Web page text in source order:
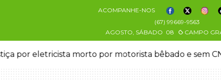
ACOMPANHE-NOS
(67) 99669-9563
AGOSTO, SÁBADO 08 CAMPO
por eletricista morto por motorista bêbado e sem